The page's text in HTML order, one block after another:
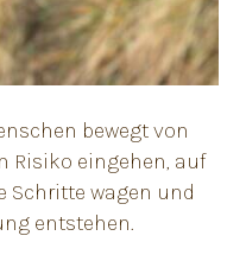
bewegt von
Risiko eingehen, auf
Schritte wagen und
entstehen.